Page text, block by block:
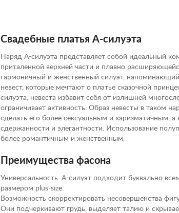
Свадебные платья А-силуэта
Наряд А-силуэта представляет собой идеальный
приталенной верхней части и плавно
гармоничный и женственный силуэт,
невест, которые мечтают о платье сказочной
силуэта, невеста избавит себя от излишней
ограничивает активность. Образ невесты в таком
сделать его более сексуальным и харизматичным, а
сдержанности и элегантности. Использование
более романтичным и женственным.
Преимущества фасона
Универсальность. А-силуэт подходит буквально
размером plus-size.
Возможность скорректировать несовершенства
Они подчеркивают грудь, выделяет талию и